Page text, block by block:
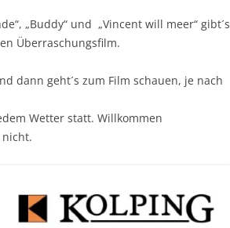
„Buddy“ und „Vincent will meer“ gibt´s
Überraschungsfilm.
dann geht´s zum Film schauen, je nach
Wetter statt. Willkommen